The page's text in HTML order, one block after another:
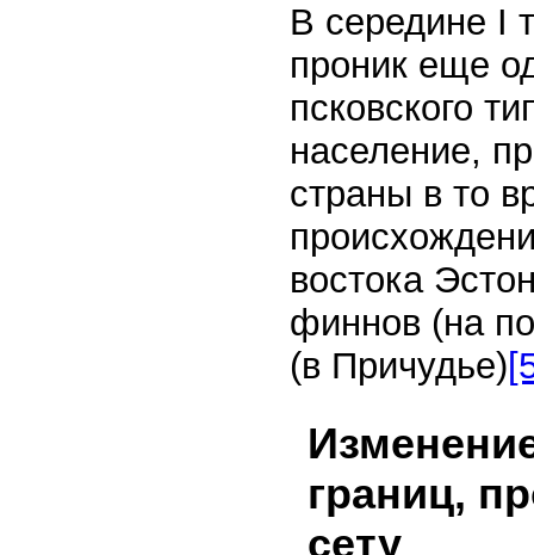
В середине I
проник еще
псковского
население,
страны в то
востока
финнов (на
(в Причудье)
границ,
сету